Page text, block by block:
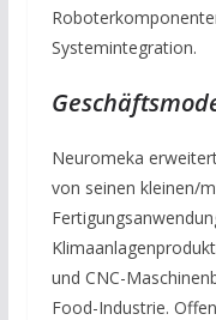
Systemintegration.
Neuromeka
von seinen kleinen/
und CNC-
Food-Industrie.